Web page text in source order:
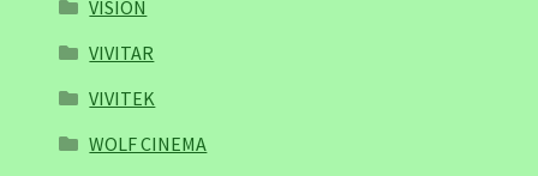
VISION
VIVITAR
VIVITEK
WOLF CINEMA